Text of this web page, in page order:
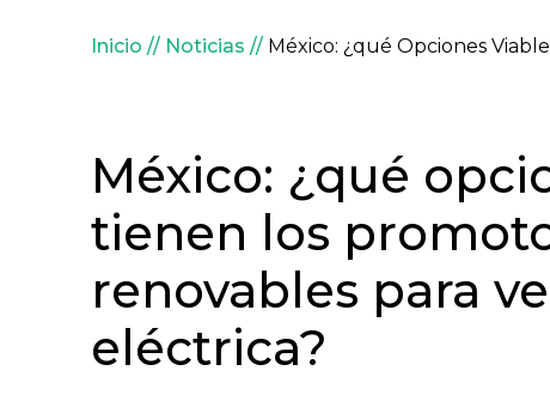
Sobrescribir enlaces de
Inicio Noticias México: ¿qué Opciones
México: ¿qué
tienen los
renovables para
eléctrica?